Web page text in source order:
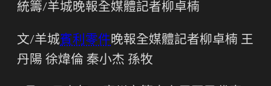
統籌/羊城晚報全媒體記者柳卓楠
文/羊城賓利零件晚報全媒體記者柳卓楠 王
丹陽 徐煒倫 秦小杰 孫牧